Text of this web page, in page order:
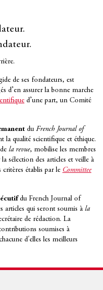
de ses fondateurs, est
d’en assurer la bonne marche
d’une part, un Comité
du French Journal of
la qualité scientifique et éthique.
la revue, mobilise les membres
sélection des articles et veille à
établis par le Committee
du French Journal of
articles qui seront soumis à la
de rédaction. La
soumises à
d'elles les meilleurs